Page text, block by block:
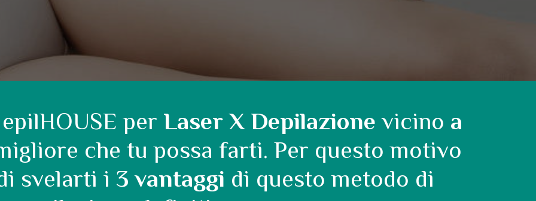
perLaser X Depilazionevicino a
che tu possa farti. Per questo motivo
svelarti i 3 vantaggi di questo metodo di